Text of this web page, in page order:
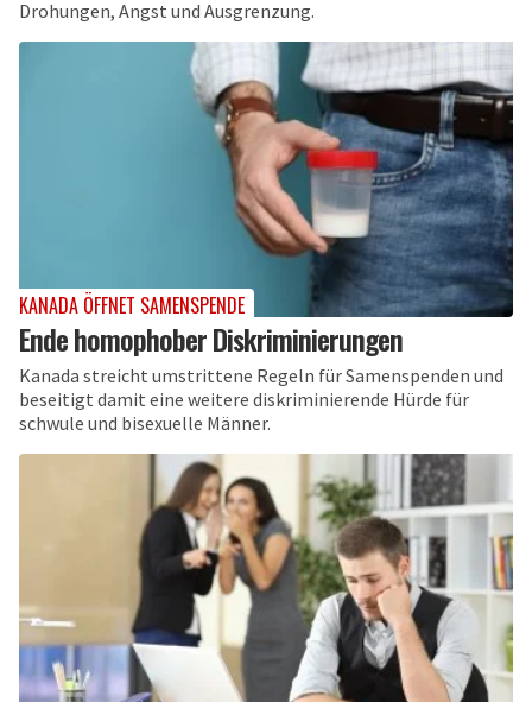
Drohungen, Angst und Ausgrenzung.
KANADA ÖFFNET SAMENSPENDE
Ende homophober Diskriminierungen
Kanada streicht umstrittene Regeln für Samenspenden und
beseitigt damit eine weitere diskriminierende Hürde für
schwule und bisexuelle Männer.